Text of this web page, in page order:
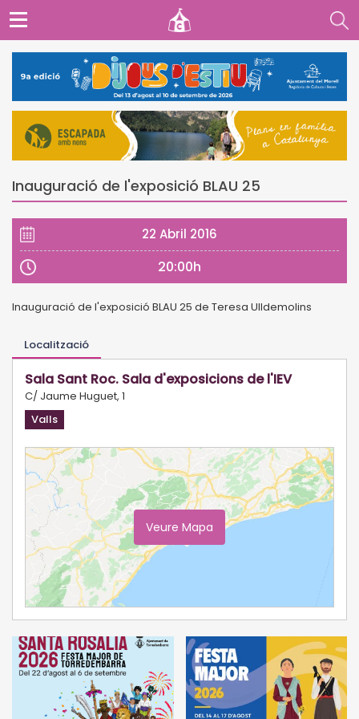
Inauguració de l'exposició BLAU 25
22 Abril 2016
20:00h
Inauguració de l'exposició BLAU 25 de Teresa Ulldemolins
Localització
Sala Sant Roc. Sala d'exposicions de l'IEV
C/ Jaume Huguet, 1
Valls
Veure Mapa